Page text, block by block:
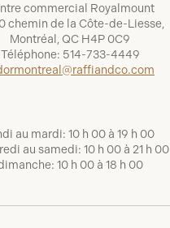
commercial Royalmount
chemin de la Côte-de-Liesse,
Montréal, QC H4P 0C9
Téléphone: 514-733-4449
au mardi: 10 h 00 à 19 h 00
au samedi: 10 h 00 à 21 h 00
10 h 00 à 18 h 00